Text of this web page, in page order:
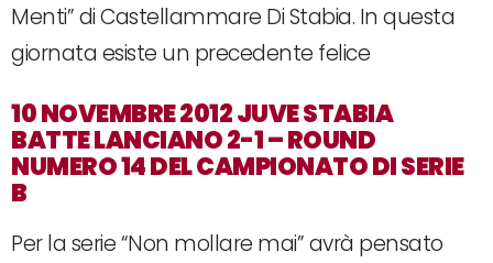
Menti” di Castellammare Di Stabia. In questa
giornata esiste un precedente felice
10 NOVEMBRE 2012 JUVE STABIA
BATTE LANCIANO 2-1 – ROUND
NUMERO 14 DEL CAMPIONATO DI SERIE
B
Per la serie “Non mollare mai” avrà pensato